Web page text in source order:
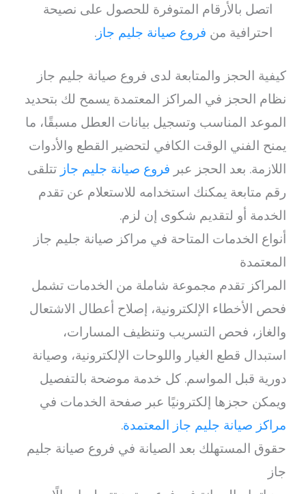
اتصل بالأرقام المتوفرة للحصول على نصيحة
احترافية من فروع صيانة جليم جاز.
كيفية الحجز والمتابعة لدى فروع صيانة جليم جاز
نظام الحجز في المراكز المعتمدة يسمح لك بتحديد
الموعد المناسب وتسجيل بيانات العطل مسبقًا، ما
يمنح الفني الوقت الكافي لتحضير القطع والأدوات
اللازمة. بعد الحجز عبر فروع صيانة جليم جاز تتلقى
رقم متابعة يمكنك استخدامه للاستعلام عن تقدم
الخدمة أو لتقديم شكوى إن لزم.
أنواع الخدمات المتاحة في مراكز صيانة جليم جاز
المعتمدة
المراكز تقدم مجموعة شاملة من الخدمات تشمل
فحص الأخطاء الإلكترونية، إصلاح أعطال الاشتعال
والغاز، فحص التسريب وتنظيف المسارات،
استبدال قطع الغيار واللوحات الإلكترونية، وصيانة
دورية قبل المواسم. كل خدمة موضحة بالتفصيل
ويمكن حجزها إلكترونيًا عبر صفحة الخدمات في
مراكز صيانة جليم جاز المعتمدة.
حقوق المستهلك بعد الصيانة في فروع صيانة جليم
جاز